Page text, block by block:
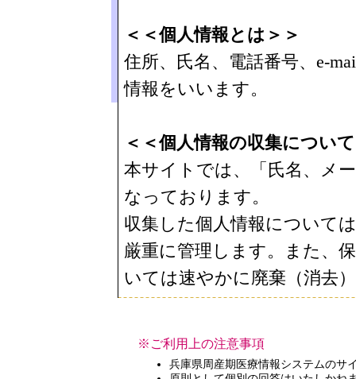
＜＜個人情報とは＞＞
住所、氏名、電話番号、e-
情報をいいます。
＜＜個人情報の収集につい
本サイトでは、「氏名、メ
なっております。
収集した個人情報について
厳重に管理します。また、
いては速やかに廃棄（消去
※ご利用上の注意事項
兵庫県周産期医療情報システムのサ